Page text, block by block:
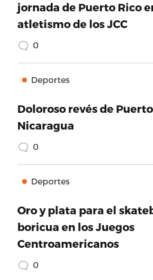
jornada de Puerto Rico
atletismo de los JCC
0
Deportes
Doloroso revés de
Nicaragua
0
Deportes
Oro y plata para el
boricua en los Juegos
Centroamericanos
0